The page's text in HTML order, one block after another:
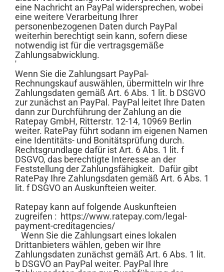
eine Nachricht an PayPal widersprechen, wobei
eine weitere Verarbeitung Ihrer
personenbezogenen Daten durch PayPal
weiterhin berechtigt sein kann, sofern diese
notwendig ist für die vertragsgemäße
Zahlungsabwicklung.
'
Wenn Sie die Zahlungsart PayPal-
Rechnungskauf auswählen, übermitteln wir Ihre
Zahlungsdaten gemäß Art. 6 Abs. 1 lit. b DSGVO
zur zunächst an PayPal. PayPal leitet Ihre Daten
dann zur Durchführung der Zahlung an die
Ratepay GmbH, Ritterstr. 12-14, 10969 Berlin
weiter. RatePay führt sodann im eigenen Namen
eine Identitäts- und Bonitätsprüfung durch.
Rechtsgrundlage dafür ist Art. 6 Abs. 1 lit. f
DSGVO, das berechtigte Interesse an der
Feststellung der Zahlungsfähigkeit. Dafür gibt
RatePay Ihre Zahlungsdaten gemäß Art. 6 Abs. 1
lit. f DSGVO an Auskunfteien weiter.
Ratepay kann auf folgende Auskunfteien
zugreifen : https://www.ratepay.com/legal-
payment-creditagencies/
Wenn Sie die Zahlungsart eines lokalen
Drittanbieters wählen, geben wir Ihre
Zahlungsdaten zunächst gemäß Art. 6 Abs. 1 lit.
b DSGVO an PayPal weiter. PayPal Ihre